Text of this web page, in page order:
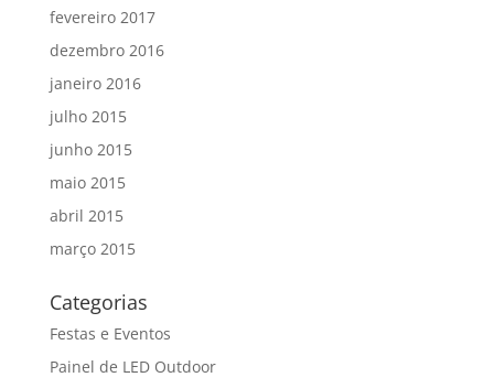
fevereiro 2017
dezembro 2016
janeiro 2016
julho 2015
junho 2015
maio 2015
abril 2015
março 2015
Categorias
Festas e Eventos
Painel de LED Outdoor